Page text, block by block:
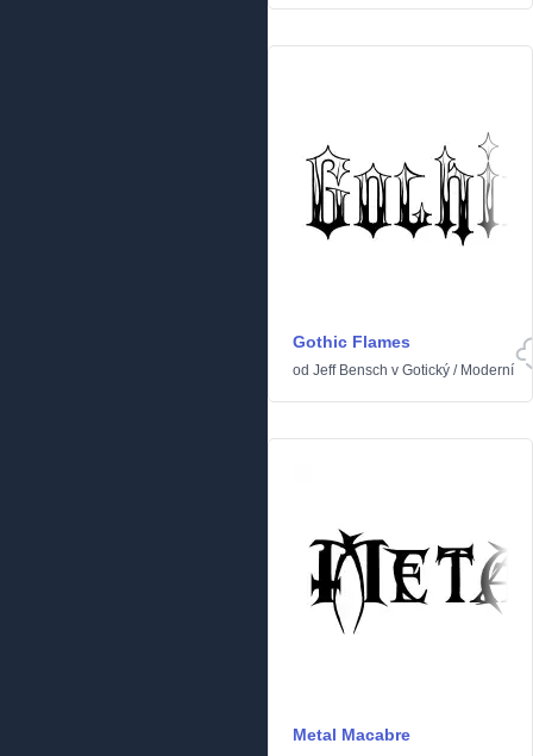
Gothic Flames
od Jeff Bensch v Gotický / Moderní
Metal Macabre